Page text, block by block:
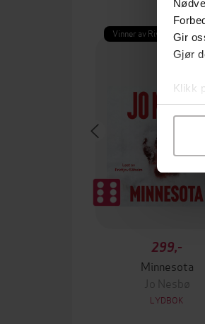
Gir
Gjør
Klikk
Vinner av Rivertonprisen
299,-
Minnesota
Jo Nesbø
LYDBOK